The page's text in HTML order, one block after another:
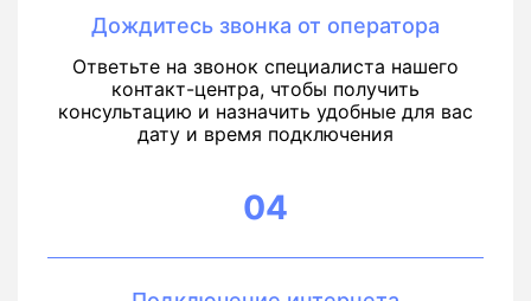
Дождитесь звонка от оператора
Ответьте на звонок специалиста нашего
контакт-центра, чтобы получить
консультацию и назначить удобные для вас
дату и время подключения
04